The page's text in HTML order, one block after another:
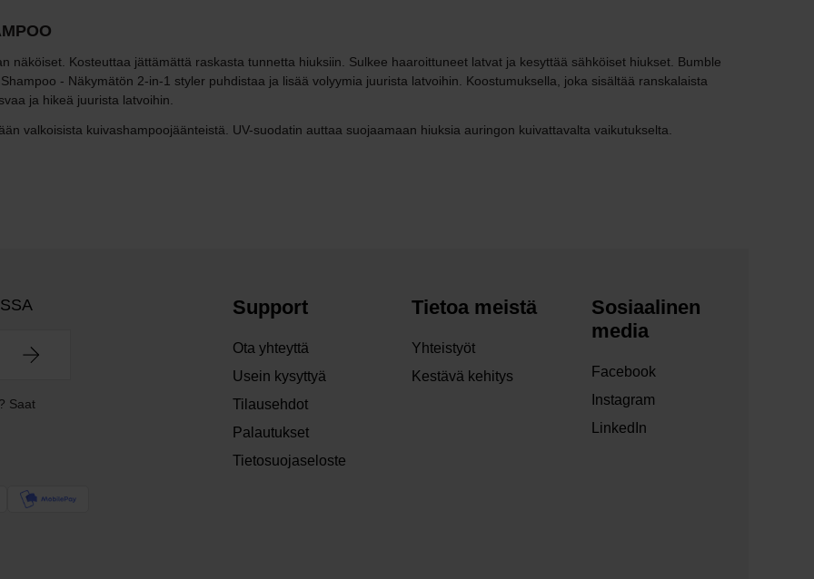
näköiset. Kosteuttaa jättämättä raskasta tunnetta hiuksiin. Sulkee haaroittuneet latvat ja kesyttää sähköiset hiukset. Bumble
- Näkymätön 2-in-1 styler puhdistaa ja lisää volyymia juurista latvoihin. Koostumuksella, joka sisältää ranskalaista
ja hikeä juurista latvoihin.
valkoisista kuivashampoojäänteistä. UV-suodatin auttaa suojaamaan hiuksia auringon kuivattavalta vaikutukselta.
Saat
Support
Ota yhteyttä
Usein kysyttyä
Tilausehdot
Palautukset
Tietosuojaseloste
Tietoa meistä
Yhteistyöt
Kestävä kehitys
Sosiaalinen
media
Facebook
Instagram
LinkedIn